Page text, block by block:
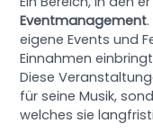
Eventmanagement
eigene Events und
Einnahmen
Diese
für seine Musik,
welches sie